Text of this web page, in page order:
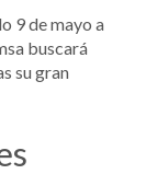
9 de mayo a
buscará
su gran